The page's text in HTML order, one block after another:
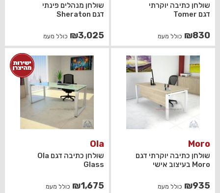
שולחן כתיבה יוקרתי
דגם Tomer
₪830 כולל מעמ
שולחן מנהלים פינתי
דגם Sheraton
₪3,025 כולל מעמ
Moro
שולחן כתיבה יוקרתי דגם
Moro בעיצוב אישי
₪935 כולל מעמ
Ola
שולחן כתיבה דגם Ola
Glass
₪1,675 כולל מעמ